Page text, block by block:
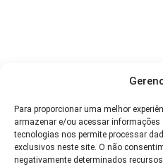
Para proporcionar uma melhor
armazenar e/ou acessar
tecnologias nos permite processar
exclusivos neste site. O não
negativamente determinados